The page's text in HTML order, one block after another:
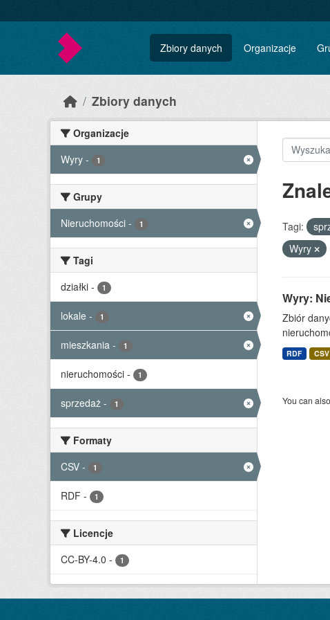
Zbiory danych Organizacje
Zbiory danych
Organizacje
Wyry - 1
Grupy
Nieruchomości - 1
Tagi
działki - 1
lokale - 1
mieszkania - 1
nieruchomości - 1
sprzedaż - 1
Formaty
CSV - 1
RDF - 1
Licencje
CC-BY-4.0 - 1
Tagi:
Wyry
Wyry:
Zbiór
RDF CSV
You can